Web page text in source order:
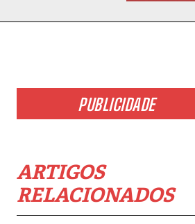
PUBLICIDADE
ARTIGOS
RELACIONADOS